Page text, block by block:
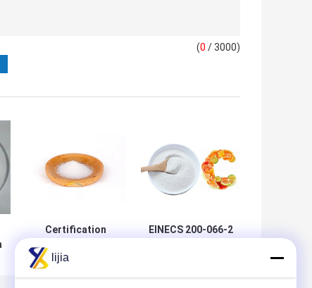
(0 / 3000)
Certification
d'OIN d'acide
ascorbique de la
EINECS 200-066-2
lijia